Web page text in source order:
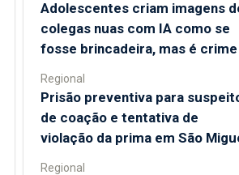
Adolescentes criam imagens
colegas nuas com IA como se
fosse brincadeira, mas é crime
Regional
Prisão preventiva para
de coação e tentativa de
violação da prima em São
Regional